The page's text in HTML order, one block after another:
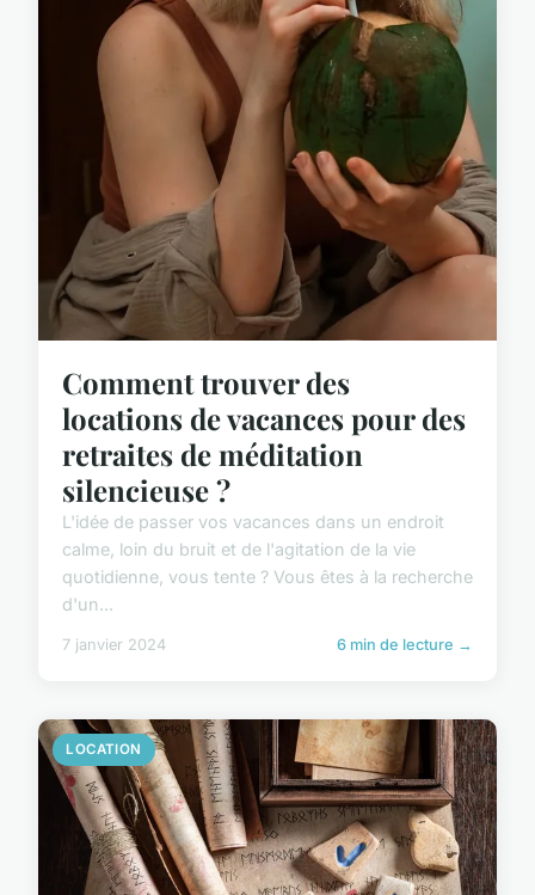
Comment trouver des
locations de vacances pour des
retraites de méditation
silencieuse ?
L'idée de passer vos vacances dans un endroit
calme, loin du bruit et de l'agitation de la vie
quotidienne, vous tente ? Vous êtes à la recherche
d'un...
7 janvier 2024 6 min de lecture →
LOCATION